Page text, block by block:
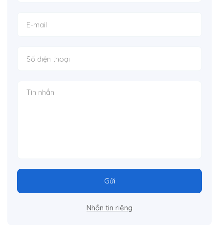
Gửi
Nhắn tin riêng